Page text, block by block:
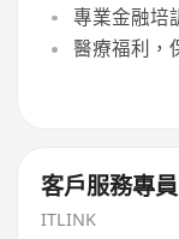
專業金融培
醫療福利，
客戶服務專
ITLINK